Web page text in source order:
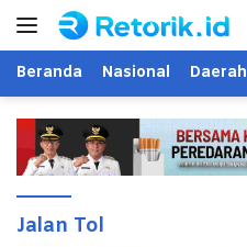
Langsung
Beranda Nasional Daerah
Jalan Tol